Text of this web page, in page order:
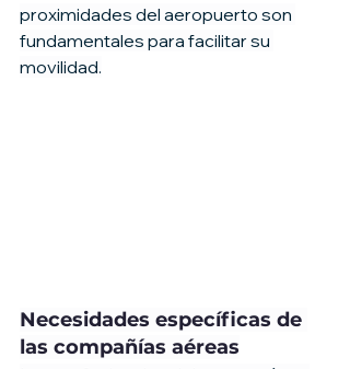
proximidades del aeropuerto son
fundamentales para facilitar su
movilidad.
Necesidades específicas de
las compañías aéreas